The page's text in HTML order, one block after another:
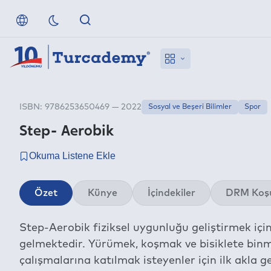
Step- Aerobik
ISBN: 9786253650469 — 2022 Sosyal ve Beşeri Bilimler Spor
Özet Künye İçindekiler DRM
Step-Aerobik fiziksel uygunluğu geliştirmek
gelmektedir. Yürümek, koşmak ve bisiklete
çalışmalarına katılmak isteyenler için ilk akla